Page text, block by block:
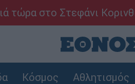
τώρα στο Στεφάνι
Κόσμος Αθλητισμός